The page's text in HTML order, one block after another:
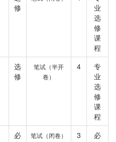
修
业
选
修
课
程
选
修
笔试（半开
卷）
4
专
业
选
修
课
程
必
笔试（闭卷） 3
必